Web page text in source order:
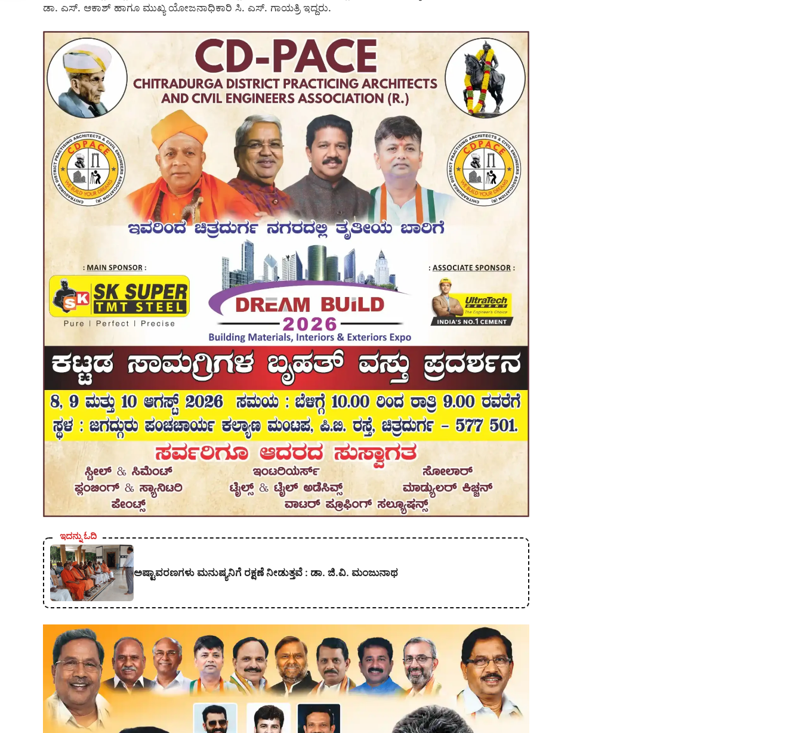
ಡಾ. ಎಸ್. ಆಕಾಶ್ ಹಾಗೂ ಮುಖ್ಯ ಯೋಜನಾಧಿಕಾರಿ ಸಿ. ಎಸ್. ಗಾಯತ್ರಿ ಇದ್ದರು.
ಇದನ್ನು ಓದಿ
ಅಷ್ಟಾವರಣಗಳು ಮನುಷ್ಯನಿಗೆ ರಕ್ಷಣೆ ನೀಡುತ್ತವೆ : ಡಾ. ಜಿ.ವಿ. ಮಂಜುನಾಥ